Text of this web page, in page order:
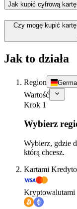
Jak kupić cyfrową
Czy mogę kupić
Jak to działa
Region
Wartość
Krok 1
Wybierz
Wybierz, gdzie
którą chcesz.
Kartami
Kryptowalutami